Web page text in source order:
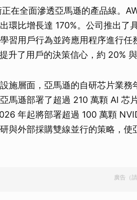
在全面滲透亞馬遜的產品線。
環比增長達 170%。公司推出了
習用戶行為並跨應用程序進行
升了用戶的決策信心，約 20%
施層面，亞馬遜的自研芯片業
馬遜部署了超過 210 萬顆 AI
年起將部署超過 100 萬顆
與外部採購雙線並行的策略，
廣告（